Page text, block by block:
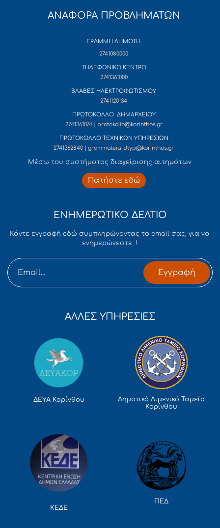
ΑΝΑΦΟΡΑ ΠΡΟΒΛΗΜΑΤΩΝ
ΓΡΑΜΜΗ ΔΗΜΟΤΗ
2741080000
ΤΗΛΕΦΩΝΙΚΟ ΚΕΝΤΡΟ
2741361000
ΒΛΑΒΕΣ ΗΛΕΚΤΡΟΦΩΤΙΣΜΟΥ
2741120134
ΠΡΩΤΟΚΟΛΛΟ ΔΗΜΑΡΧΕΙΟΥ
2741361074 | protokollo@korinthos.gr
ΠΡΩΤΟΚΟΛΛΟ ΤΕΧΝΙΚΩΝ ΥΠΗΡΕΣΙΩΝ
2741362840 | grammateia_dtyp@korinthos.gr
Mέσω του συστήματος διαχείρισης αιτημάτων
Πατήστε εδώ
ΕΝΗΜΕΡΩΤΙΚΟ ΔΕΛΤΙΟ
Κάντε εγγραφή εδώ συμπληρώνοντας το email σας, για να
ενημερώνεστε !
Εγγραφή
ΑΛΛΕΣ ΥΠΗΡΕΣΙΕΣ
ΔΕΥΑ Κορίνθου
Δημοτικό Λιμενικό Ταμείο
Κορίνθου
ΚΕΔΕ
ΠΕΔ